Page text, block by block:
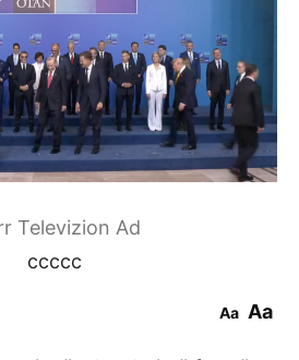
Televizion Ad
ccccc
Aa Aa